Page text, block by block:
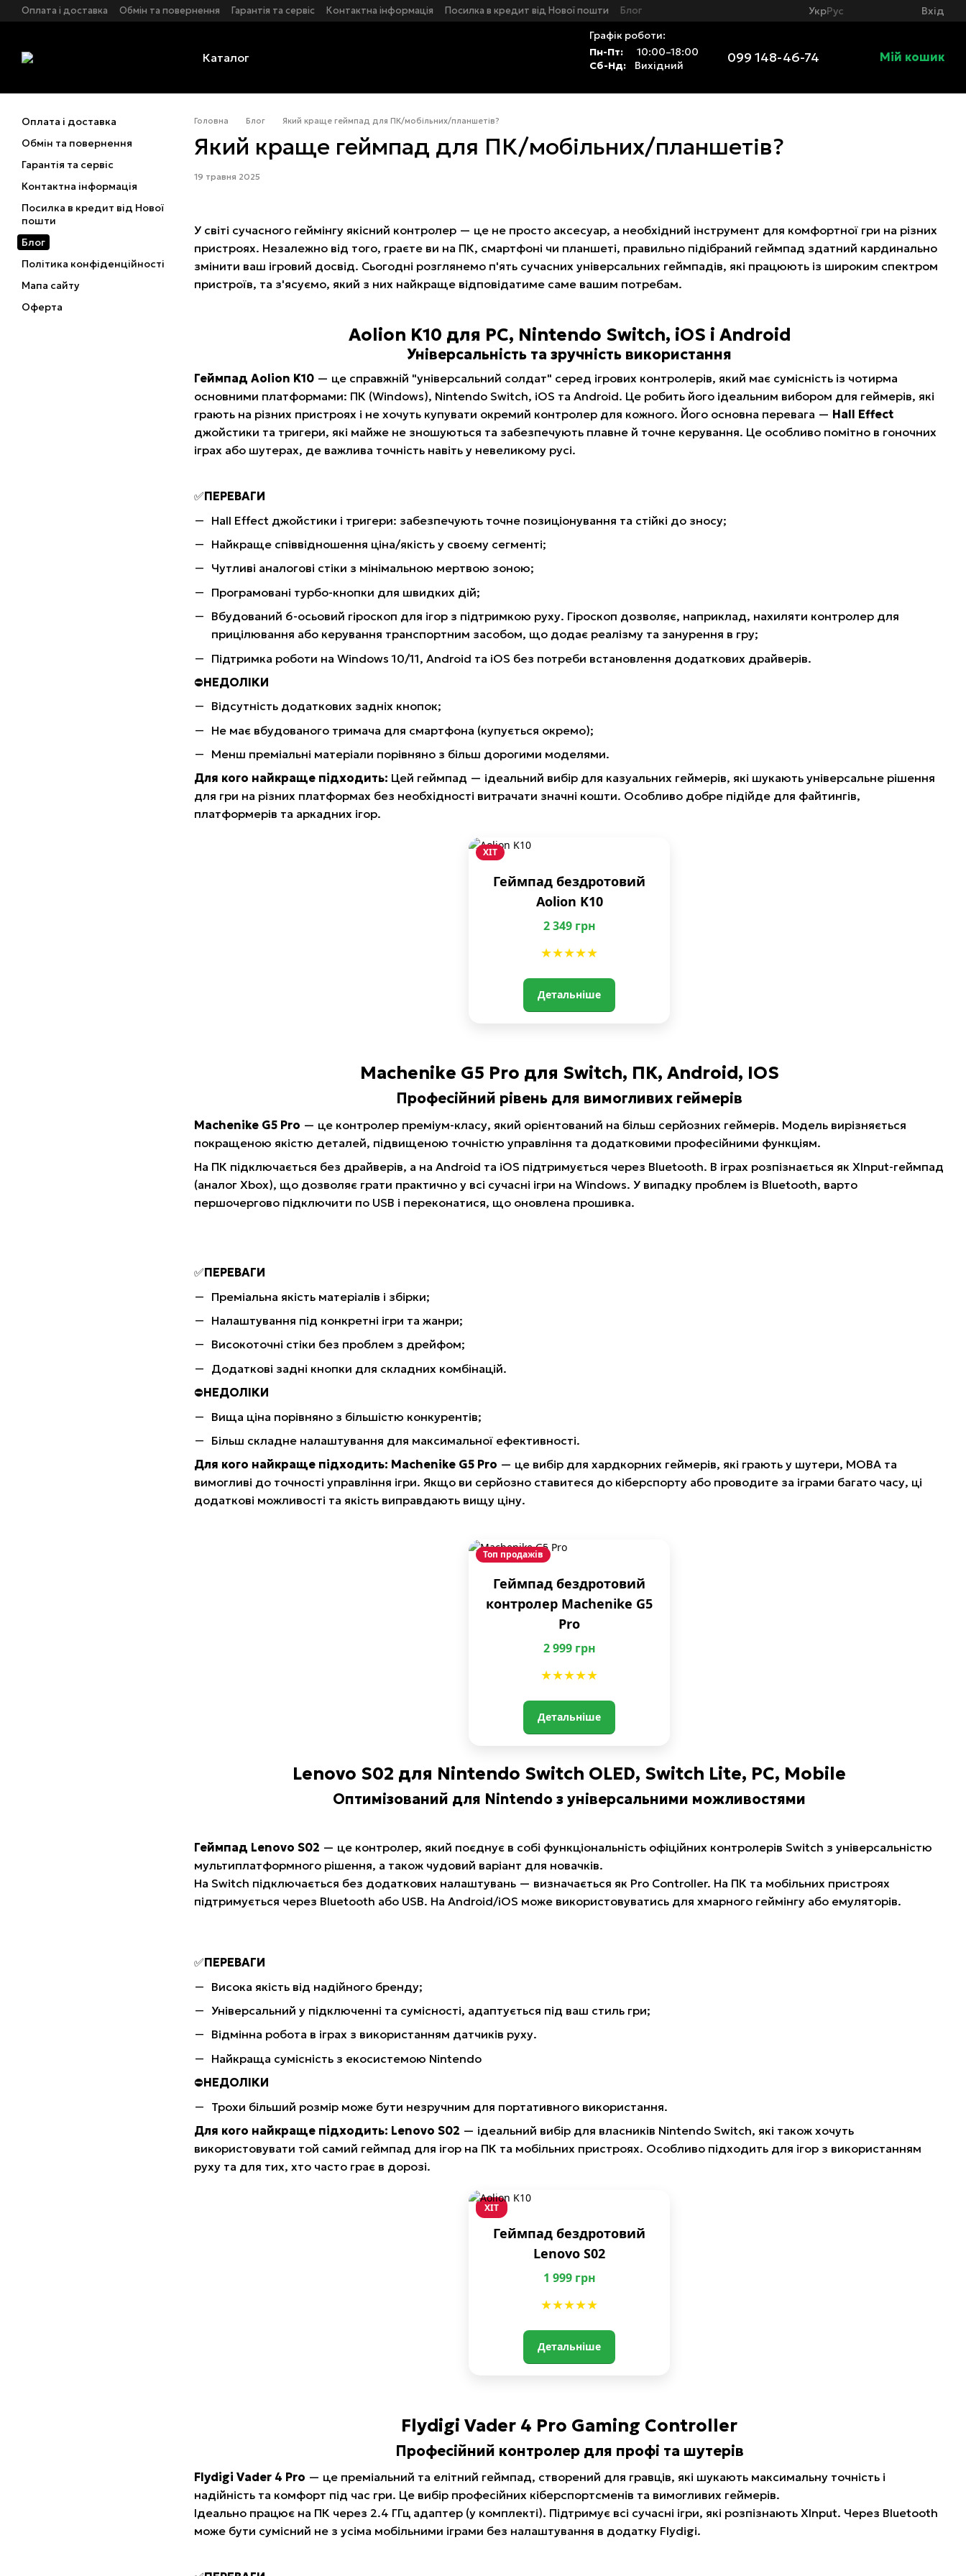
Перейти до основного контенту
Оплата і доставка Обмін та повернення Гарантія та сервіс Контактна інформація Посилка в кредит від Нової пошти
Блог
Політика конфіденційності
Оферта
УкрРус Вхід
Каталог
Графік роботи:
Пн-Пт:
10:00–18:00
Сб-Нд:
Вихідний 099 148-46-74 Мій кошик
Головна Блог Який краще геймпад для ПК/мобільних/планшетів?
Який краще геймпад для ПК/мобільних/планшетів?
19 травня 2025
У світі сучасного геймінгу якісний контролер — це не просто аксесуар, а необхідний інструмент для комфортної гри на різних
пристроях. Незалежно від того, граєте ви на ПК, смартфоні чи планшеті, правильно підібраний геймпад здатний кардинально
змінити ваш ігровий досвід. Сьогодні розглянемо п'ять сучасних універсальних геймпадів, які працюють із широким спектром
пристроїв, та з'ясуємо, який з них найкраще відповідатиме саме вашим потребам.
Aolion K10 для PC, Nintendo Switch, iOS і Android
Універсальність та зручність використання
Геймпад Aolion K10 — це справжній "універсальний солдат" серед ігрових контролерів, який має сумісність із чотирма
основними платформами: ПК (Windows), Nintendo Switch, iOS та Android. Це робить його ідеальним вибором для геймерів, які
грають на різних пристроях і не хочуть купувати окремий контролер для кожного. Його основна перевага — Hall Effect
джойстики та тригери, які майже не зношуються та забезпечують плавне й точне керування. Це особливо помітно в гоночних
іграх або шутерах, де важлива точність навіть у невеликому русі.
✅ПЕРЕВАГИ
Hall Effect джойстики і тригери: забезпечують точне позиціонування та стійкі до зносу;
Найкраще співвідношення ціна/якість у своєму сегменті;
Чутливі аналогові стіки з мінімальною мертвою зоною;
Програмовані турбо-кнопки для швидких дій;
Вбудований 6-осьовий гіроскоп для ігор з підтримкою руху. Гіроскоп дозволяє, наприклад, нахиляти контролер для
прицілювання або керування транспортним засобом, що додає реалізму та занурення в гру;
Підтримка роботи на Windows 10/11, Android та iOS без потреби встановлення додаткових драйверів.
⛔️НЕДОЛІКИ
Відсутність додаткових задніх кнопок;
Не має вбудованого тримача для смартфона (купується окремо);
Менш преміальні матеріали порівняно з більш дорогими моделями.
Для кого найкраще підходить: Цей геймпад — ідеальний вибір для казуальних геймерів, які шукають універсальне рішення
для гри на різних платформах без необхідності витрачати значні кошти. Особливо добре підійде для файтингів,
платформерів та аркадних ігор.
ХІТ
Геймпад бездротовий
Aolion K10
2 349 грн
★★★★★
Детальніше
Machenike G5 Pro для Switch, ПК, Android, IOS
Професійний рівень для вимогливих геймерів
Machenike G5 Pro — це контролер преміум-класу, який орієнтований на більш серйозних геймерів. Модель вирізняється
покращеною якістю деталей, підвищеною точністю управління та додатковими професійними функціям.
На ПК підключається без драйверів, а на Android та iOS підтримується через Bluetooth. В іграх розпізнається як XInput-геймпад
(аналог Xbox), що дозволяє грати практично у всі сучасні ігри на Windows. У випадку проблем із Bluetooth, варто
першочергово підключити по USB і переконатися, що оновлена прошивка.
✅ПЕРЕВАГИ
Преміальна якість матеріалів і збірки;
Налаштування під конкретні ігри та жанри;
Високоточні стіки без проблем з дрейфом;
Додаткові задні кнопки для складних комбінацій.
⛔️НЕДОЛІКИ
Вища ціна порівняно з більшістю конкурентів;
Більш складне налаштування для максимальної ефективності.
Для кого найкраще підходить: Machenike G5 Pro — це вибір для хардкорних геймерів, які грають у шутери, MOBA та
вимогливі до точності управління ігри. Якщо ви серйозно ставитеся до кіберспорту або проводите за іграми багато часу, ці
додаткові можливості та якість виправдають вищу ціну.
Топ продажів
Геймпад бездротовий
контролер Machenike G5
Pro
2 999 грн
★★★★★
Детальніше
Lenovo S02 для Nintendo Switch OLED, Switch Lite, PC, Mobile
Оптимізований для Nintendo з універсальними можливостями
Геймпад Lenovo S02 — це контролер, який поєднує в собі функціональність офіційних контролерів Switch з універсальністю
мультиплатформного рішення, а також чудовий варіант для новачків.
На Switch підключається без додаткових налаштувань — визначається як Pro Controller. На ПК та мобільних пристроях
підтримується через Bluetooth або USB. На Android/iOS може використовуватись для хмарного геймінгу або емуляторів.
✅ПЕРЕВАГИ
Висока якість від надійного бренду;
Універсальний у підключенні та сумісності, адаптується під ваш стиль гри;
Відмінна робота в іграх з використанням датчиків руху.
Найкраща сумісність з екосистемою Nintendo
⛔️НЕДОЛІКИ
Трохи більший розмір може бути незручним для портативного використання.
Для кого найкраще підходить: Lenovo S02 — ідеальний вибір для власників Nintendo Switch, які також хочуть
використовувати той самий геймпад для ігор на ПК та мобільних пристроях. Особливо підходить для ігор з використанням
руху та для тих, хто часто грає в дорозі.
ХІТ
Геймпад бездротовий
Lenovo S02
1 999 грн
★★★★★
Детальніше
Flydigi Vader 4 Pro Gaming Controller
Професійний контролер для профі та шутерів
Flydigi Vader 4 Pro — це преміальний та елітний геймпад, створений для гравців, які шукають максимальну точність і
надійність та комфорт під час гри. Це вибір професійних кіберспортсменів та вимогливих геймерів.
Ідеально працює на ПК через 2.4 ГГц адаптер (у комплекті). Підтримує всі сучасні ігри, які розпізнають XInput. Через Bluetooth
може бути сумісний не з усіма мобільними іграми без налаштування в додатку Flydigi.
Оплата і доставка
Обмін та повернення
Гарантія та сервіс
Контактна інформація
Посилка в кредит від Нової
пошти
Блог
Політика конфіденційності
Мапа сайту
Оферта